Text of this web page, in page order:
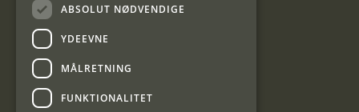
Interjakt DK
ABSOLUT NØDVENDIGE
YDEEVNE
MÅLRETNING
FUNKTIONALITET